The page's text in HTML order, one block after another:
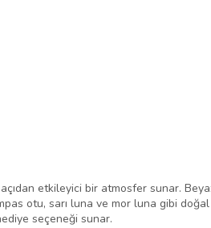
etkileyici bir atmosfer sunar.
otu, sarı luna ve mor luna gibi doğal
seçeneği sunar.